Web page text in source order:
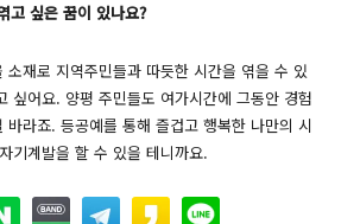
고 싶은 꿈이 있나요?
재로 지역주민들과 따듯한 시간을 엮을 수 있
싶어요. 양평 주민들도 여가시간에 그동안 경험
라죠. 등공예를 통해 즐겁고 행복한 나만의 시
기계발을 할 수 있을 테니까요.